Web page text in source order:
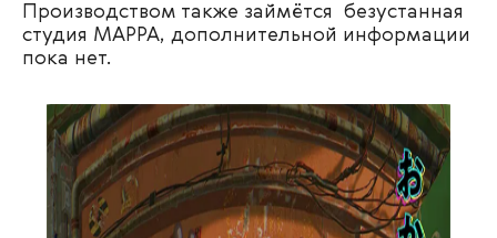
Производством также займётся безустанная
студия MAPPA, дополнительной информации
пока нет.